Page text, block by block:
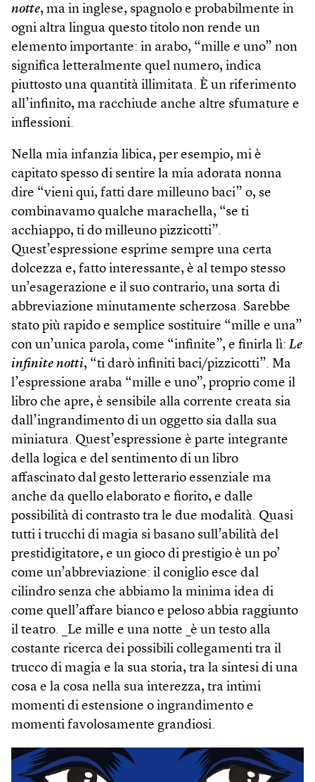
notte, ma in inglese, spagnolo e probabilmente in
ogni altra lingua questo titolo non rende un
elemento importante: in arabo, “mille e uno” non
significa letteralmente quel numero, indica
piuttosto una quantità illimitata. È un riferimento
all’infinito, ma racchiude anche altre sfumature e
inflessioni.
Nella mia infanzia libica, per esempio, mi è
capitato spesso di sentire la mia adorata nonna
dire “vieni qui, fatti dare milleuno baci” o, se
combinavamo qualche marachella, “se ti
acchiappo, ti do milleuno pizzicotti”.
Quest’espressione esprime sempre una certa
dolcezza e, fatto interessante, è al tempo stesso
un’esagerazione e il suo contrario, una sorta di
abbreviazione minutamente scherzosa. Sarebbe
stato più rapido e semplice sostituire “mille e una”
con un’unica parola, come “infinite”, e finirla lì: Le
infinite notti, “ti darò infiniti baci/pizzicotti”. Ma
l’espressione araba “mille e uno”, proprio come il
libro che apre, è sensibile alla corrente creata sia
dall’ingrandimento di un oggetto sia dalla sua
miniatura. Quest’espressione è parte integrante
della logica e del sentimento di un libro
affascinato dal gesto letterario essenziale ma
anche da quello elaborato e fiorito, e dalle
possibilità di contrasto tra le due modalità. Quasi
tutti i trucchi di magia si basano sull’abilità del
prestidigitatore, e un gioco di prestigio è un po’
come un’abbreviazione: il coniglio esce dal
cilindro senza che abbiamo la minima idea di
come quell’affare bianco e peloso abbia raggiunto
il teatro. _Le mille e una notte _è un testo alla
costante ricerca dei possibili collegamenti tra il
trucco di magia e la sua storia, tra la sintesi di una
cosa e la cosa nella sua interezza, tra intimi
momenti di estensione o ingrandimento e
momenti favolosamente grandiosi.